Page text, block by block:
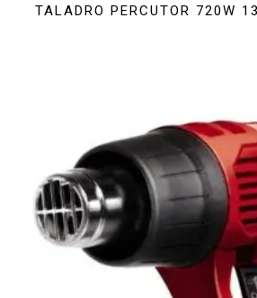
TALADRO PERCUTOR 720W